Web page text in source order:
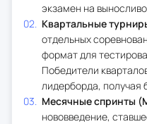
экзамен на
Квартальные
отдельных
формат для
Победители
лидерборда, получая
Месячные спринты
нововведение,